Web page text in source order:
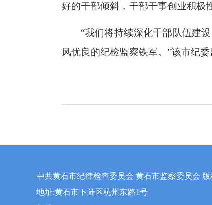
好的干部倾斜，干部干事创业积极
“我们将持续深化干部队伍建
风优良的纪检监察铁军。”该市纪委
中共黄石市纪律检查委员会 黄石市监察委员会
地址:黄石市下陆区杭州东路1号